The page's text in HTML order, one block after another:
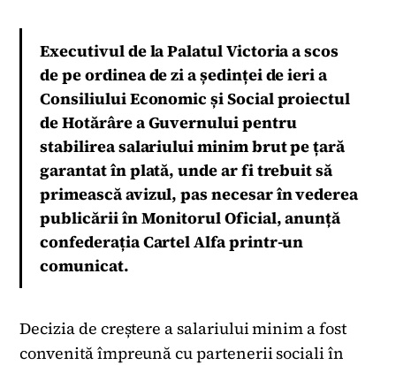
Executivul de la Palatul Victoria a scos
de pe ordinea de zi a ședinței de ieri a
Consiliului Economic și Social proiectul
de Hotărâre a Guvernului pentru
stabilirea salariului minim brut pe țară
garantat în plată, unde ar fi trebuit să
primească avizul, pas necesar în vederea
publicării în Monitorul Oficial, anunță
confederația Cartel Alfa printr-un
comunicat.
Decizia de creștere a salariului minim a fost
convenită împreună cu partenerii sociali în